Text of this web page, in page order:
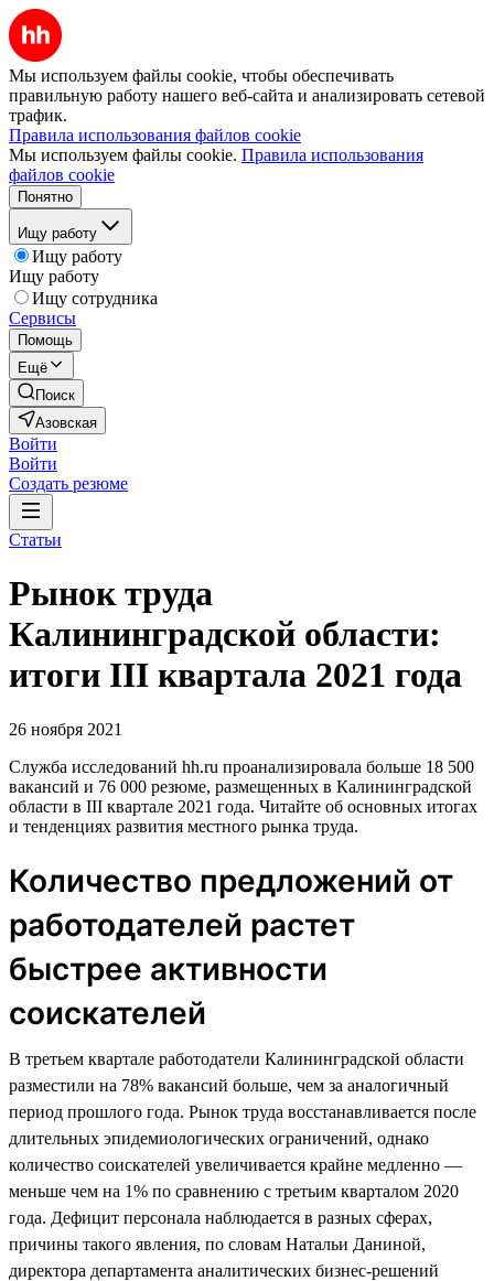
Мы используем файлы cookie, чтобы обеспечивать
правильную работу нашего веб-сайта и анализировать сетевой
трафик.
Правила использования файлов cookie
Мы используем файлы cookie. Правила использования
файлов cookie
Понятно
Ищу работу
Ищу работу
Ищу работу
Ищу сотрудника
Сервисы
Помощь
Ещё
Поиск
Азовская
Войти
Войти
Создать резюме
Статьи
Рынок труда
Калининградской области:
итоги III квартала 2021 года
26 ноября 2021
Служба исследований hh.ru проанализировала больше 18 500
вакансий и 76 000 резюме, размещенных в Калининградской
области в III квартале 2021 года. Читайте об основных итогах
и тенденциях развития местного рынка труда.
Количество предложений от
работодателей растет
быстрее активности
соискателей
В третьем квартале работодатели Калининградской области
разместили на 78% вакансий больше, чем за аналогичный
период прошлого года. Рынок труда восстанавливается после
длительных эпидемиологических ограничений, однако
количество соискателей увеличивается крайне медленно —
меньше чем на 1% по сравнению с третьим кварталом 2020
года. Дефицит персонала наблюдается в разных сферах,
причины такого явления, по словам Натальи Даниной,
директора департамента аналитических бизнес-решений